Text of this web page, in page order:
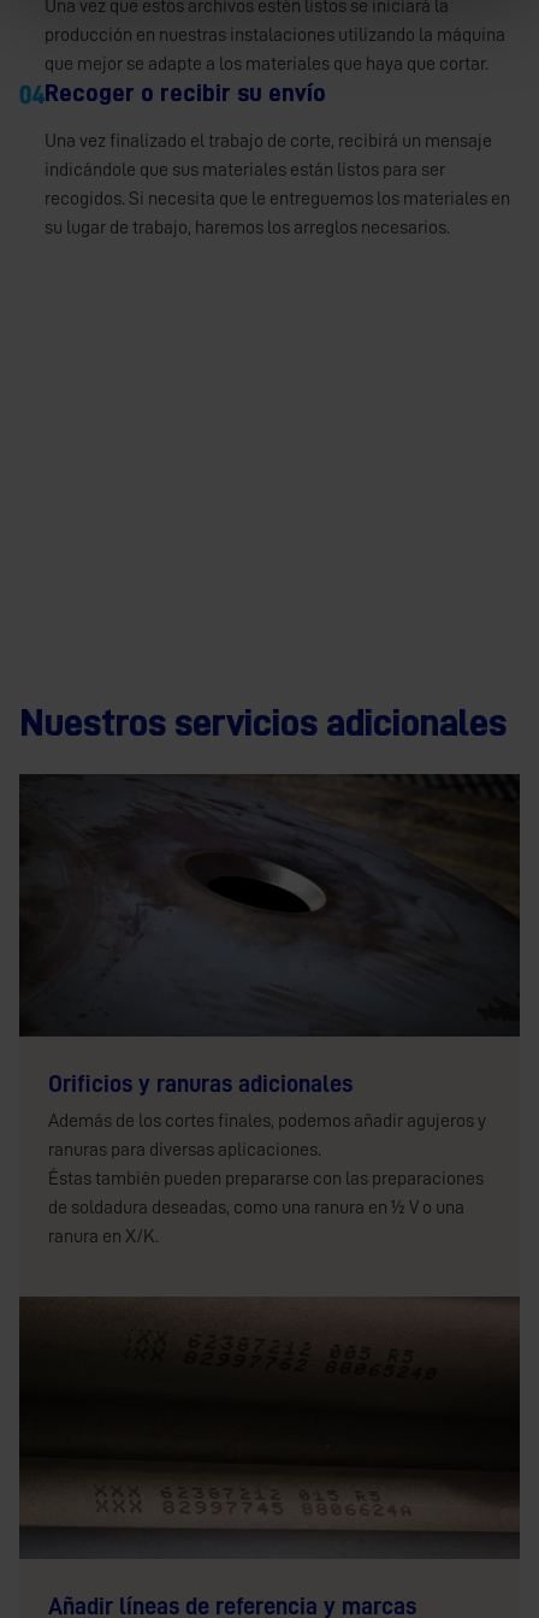
Una vez que estos archivos estén listos se iniciará la
producción en nuestras instalaciones utilizando la máquina
que mejor se adapte a los materiales que haya que cortar.
Recoger o recibir su envío
Una vez finalizado el trabajo de corte, recibirá un mensaje
indicándole que sus materiales están listos para ser
recogidos. Si necesita que le entreguemos los materiales en
su lugar de trabajo, haremos los arreglos necesarios.
Nuestros servicios adicionales
Orificios y ranuras adicionales
Además de los cortes finales, podemos añadir agujeros y
ranuras para diversas aplicaciones.
Éstas también pueden prepararse con las preparaciones
de soldadura deseadas, como una ranura en ½ V o una
ranura en X/K.
Añadir líneas de referencia y marcas